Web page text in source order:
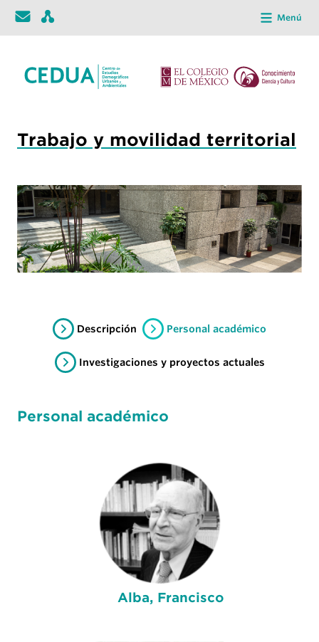
Menú
Trabajo y movilidad territorial
Descripción Personal académico
Investigaciones y proyectos actuales
Personal académico
Alba, Francisco